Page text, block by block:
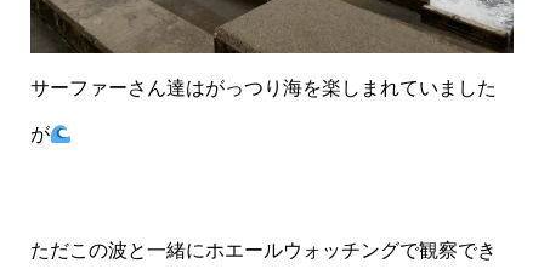
サーファーさん達はがっつり海を楽しまれていました
が
ただこの波と一緒にホエールウォッチングで観察でき